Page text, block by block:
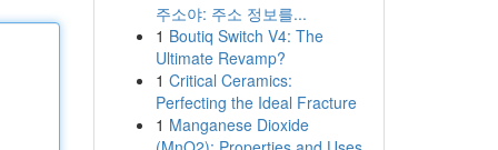
주소야: 주소 정보를...
1 Boutiq Switch V4: The
Ultimate Revamp?
1 Critical Ceramics:
Perfecting the Ideal Fracture
1 Manganese Dioxide